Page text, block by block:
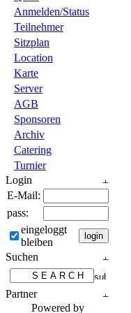
Anmelden/Status
Teilnehmer
Sitzplan
Location
Karte
Server
AGB
Sponsoren
Archiv
Catering
Turnier
Login
E-Mail:
pass:
eingeloggt
bleiben
Suchen
Partner
Powered by